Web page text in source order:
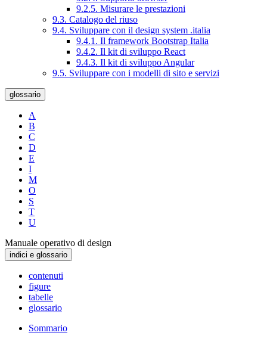
9.2.5. Misurare le prestazioni
9.3. Catalogo del riuso
9.4. Sviluppare con il design system .italia
9.4.1. Il framework Bootstrap Italia
9.4.2. Il kit di sviluppo React
9.4.3. Il kit di sviluppo Angular
9.5. Sviluppare con i modelli di sito e servizi
glossario
A
B
C
D
E
I
M
O
S
T
U
Manuale operativo di design
indici e glossario
contenuti
figure
tabelle
glossario
Sommario